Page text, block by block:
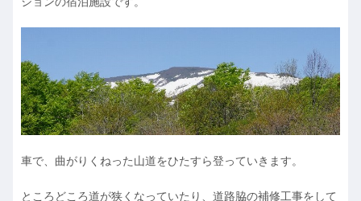
車で、曲がりくねった山道をひたすら登っていきます。
ところどころ道が狭くなっていたり、道路脇の補修工事をして